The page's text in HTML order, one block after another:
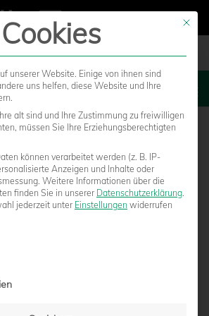
MENU
Mit
Cookies
unserer Website. Einige von ihnen sind
uns helfen, diese Website und Ihre
alt sind und Ihre Zustimmung zu freiwilligen
müssen Sie Ihre Erziehungsberechtigten
können verarbeitet werden (z. B. IP-
Anzeigen und Inhalte oder
Weitere Informationen über die
finden Sie in unserer Datenschutzerklärung.
jederzeit unter Einstellungen widerrufen
Service-Gruppen, für die eine